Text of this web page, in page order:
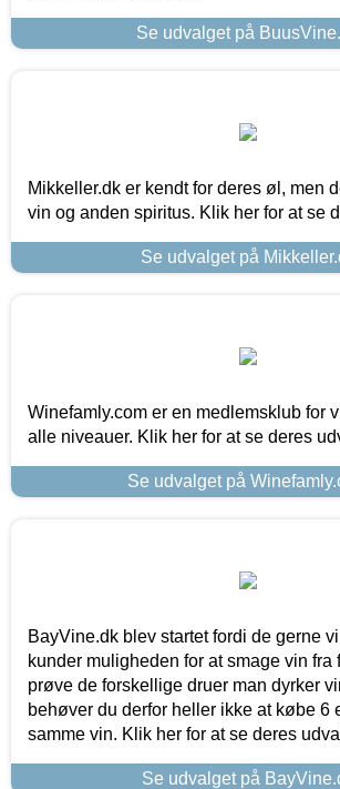
Se udvalget på
Mikkeller.dk er kendt for deres øl, men
vin og anden spiritus. Klik her for at se
Se udvalget på
Winefamly.com er en medlemsklub for
alle niveauer. Klik her for at se deres
Se udvalget på
BayVine.dk blev startet fordi de gerne
kunder muligheden for at smage vin fra
prøve de forskellige druer man dyrker
behøver du derfor heller ikke at købe 6
samme vin. Klik her for at se deres
Se udvalget på